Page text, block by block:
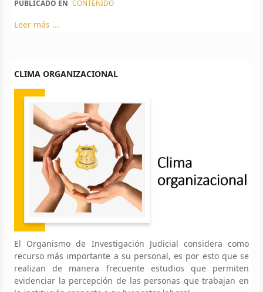
PUBLICADO EN CONTENIDO
Leer más ...
CLIMA ORGANIZACIONAL
El Organismo de Investigación Judicial considera como
recurso más importante a su personal, es por esto que se
realizan de manera frecuente estudios que permiten
evidenciar la percepción de las personas que trabajan en